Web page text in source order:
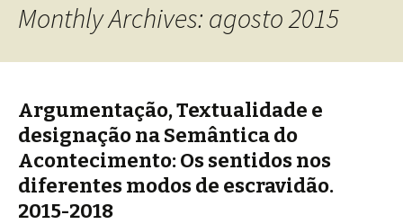
Monthly Archives: agosto 2015
Argumentação, Textualidade e
designação na Semântica do
Acontecimento: Os sentidos nos
diferentes modos de escravidão.
2015-2018